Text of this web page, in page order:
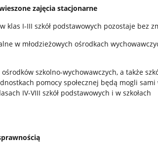
zajęcia stacjonarne
klas I-III szkół podstawowych pozostaje bez
w młodzieżowych ośrodkach
szkolno-wychowawczych, a także
pomocy społecznej będą mogli sami
IV-VIII szkół podstawowych i w szkołach